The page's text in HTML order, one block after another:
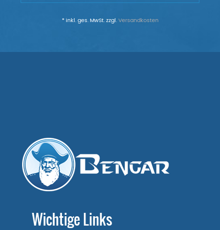
* inkl. ges. MwSt. zzgl.Versandkosten
Wichtige Links